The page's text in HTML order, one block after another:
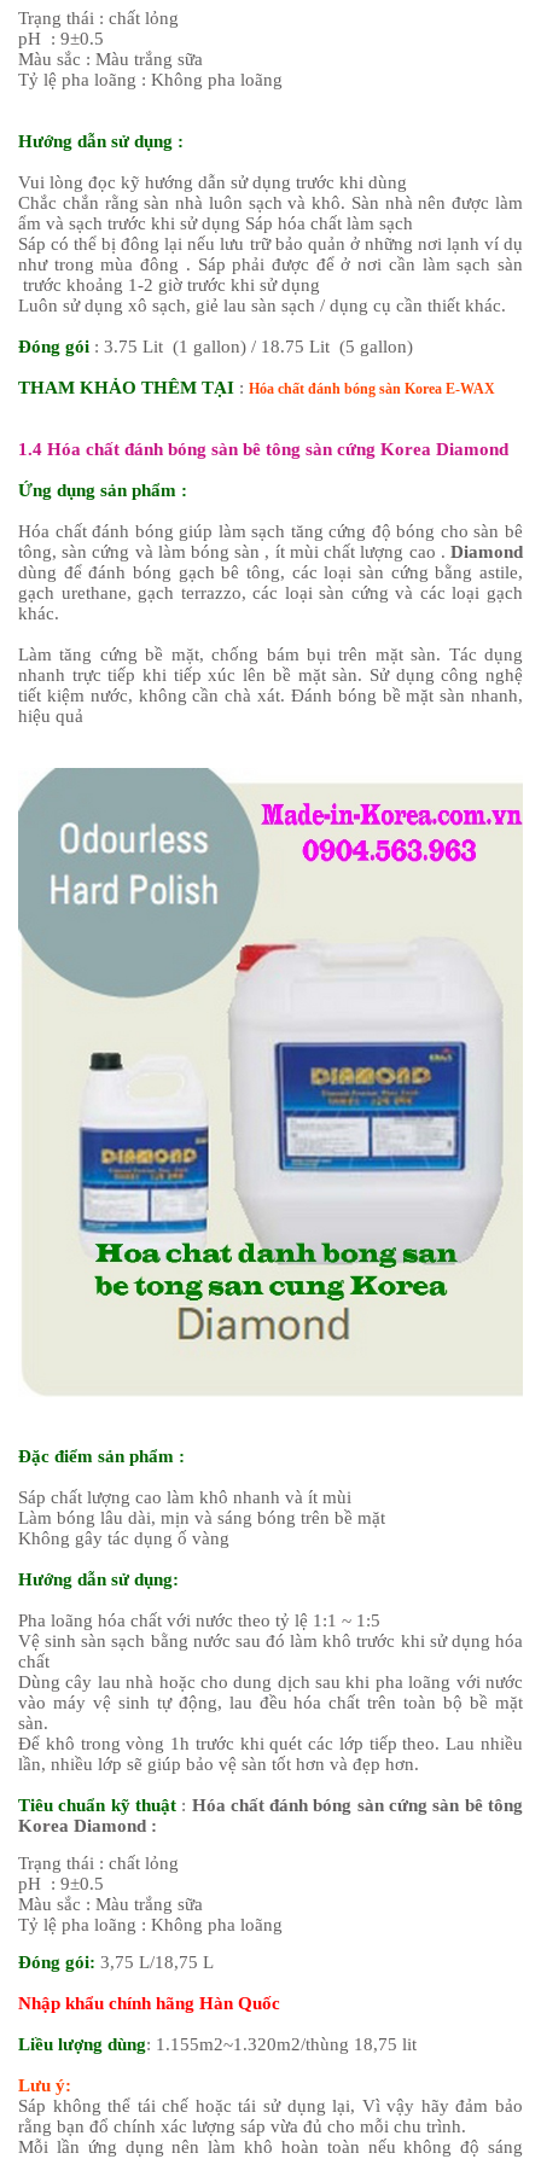
Trạng thái : chất lỏng
pH : 9±0.5
Màu sắc : Màu trắng sữa
Tỷ lệ pha loãng : Không pha loãng
Hướng dẫn sử dụng :
Vui lòng đọc kỹ hướng dẫn sử dụng trước khi dùng
Chắc chắn rằng sàn nhà luôn sạch và khô. Sàn nhà nên được làm
ẩm và sạch trước khi sử dụng Sáp hóa chất làm sạch
Sáp có thể bị đông lại nếu lưu trữ bảo quản ở những nơi lạnh ví dụ
như trong mùa đông . Sáp phải được để ở nơi cần làm sạch sàn
trước khoảng 1-2 giờ trước khi sử dụng
Luôn sử dụng xô sạch, giẻ lau sàn sạch / dụng cụ cần thiết khác.
Đóng gói : 3.75 Lit (1 gallon) / 18.75 Lit (5 gallon)
THAM KHẢO THÊM TẠI : Hóa chất đánh bóng sàn Korea E-WAX
1.4 Hóa chất đánh bóng sàn bê tông sàn cứng Korea Diamond
Ứng dụng sản phẩm :
Hóa chất đánh bóng giúp làm sạch tăng cứng độ bóng cho sàn bê
tông, sàn cứng và làm bóng sàn , ít mùi chất lượng cao . Diamond
dùng để đánh bóng gạch bê tông, các loại sàn cứng bằng astile,
gạch urethane, gạch terrazzo, các loại sàn cứng và các loại gạch
khác.
Làm tăng cứng bề mặt, chống bám bụi trên mặt sàn. Tác dụng
nhanh trực tiếp khi tiếp xúc lên bề mặt sàn. Sử dụng công nghệ
tiết kiệm nước, không cần chà xát. Đánh bóng bề mặt sàn nhanh,
hiệu quả
Đặc điểm sản phẩm :
Sáp chất lượng cao làm khô nhanh và ít mùi
Làm bóng lâu dài, mịn và sáng bóng trên bề mặt
Không gây tác dụng ố vàng
Hướng dẫn sử dụng:
Pha loãng hóa chất với nước theo tỷ lệ 1:1 ~ 1:5
Vệ sinh sàn sạch bằng nước sau đó làm khô trước khi sử dụng hóa
chất
Dùng cây lau nhà hoặc cho dung dịch sau khi pha loãng với nước
vào máy vệ sinh tự động, lau đều hóa chất trên toàn bộ bề mặt
sàn.
Để khô trong vòng 1h trước khi quét các lớp tiếp theo. Lau nhiều
lần, nhiều lớp sẽ giúp bảo vệ sàn tốt hơn và đẹp hơn.
Tiêu chuẩn kỹ thuật: Hóa chất đánh bóng sàn cứng sàn bê tông
Korea Diamond :
Trạng thái : chất lỏng
pH : 9±0.5
Màu sắc : Màu trắng sữa
Tỷ lệ pha loãng : Không pha loãng
Đóng gói: 3,75 L/18,75 L
Nhập khẩu chính hãng Hàn Quốc
Liều lượng dùng: 1.155m2~1.320m2/thùng 18,75 lit
Lưu ý:
Sáp không thể tái chế hoặc tái sử dụng lại, Vì vậy hãy đảm bảo
rằng bạn đổ chính xác lượng sáp vừa đủ cho mỗi chu trình.
Mỗi lần ứng dụng nên làm khô hoàn toàn nếu không độ sáng